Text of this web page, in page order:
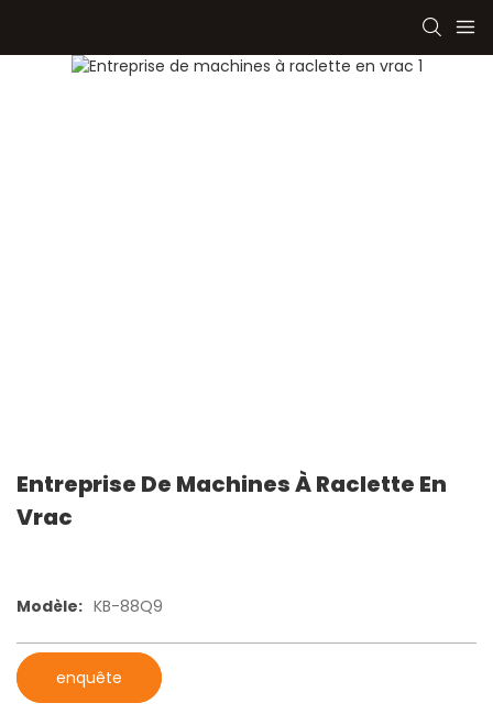
Entreprise De Machines À Raclette En
Vrac
Modèle: KB-88Q9
enquête